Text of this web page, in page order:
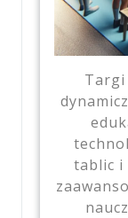
Targi
tablic i